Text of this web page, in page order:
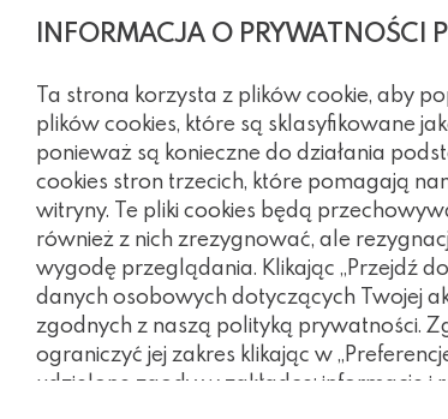
INFORMACJA O PRYWATNOŚCI
Ta strona korzysta z plików cookie, aby
plików cookies, które są sklasyfikowane
ponieważ są konieczne do działania
cookies stron trzecich, które pomagają
witryny. Te pliki cookies będą
również z nich zrezygnować, ale
wygodę przeglądania. Klikając „Przejdź
danych osobowych dotyczących Twojej
zgodnych z naszą polityką prywatności.
ograniczyć jej zakres klikając w
udzielone zgody w zakładce: informacje i
Inne z tej kategorii